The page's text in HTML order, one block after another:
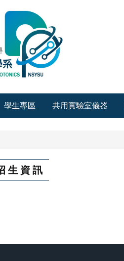
學生專區 共用實驗室儀器
生資訊